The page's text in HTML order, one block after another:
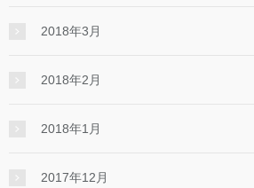
2018年3月
2018年2月
2018年1月
2017年12月